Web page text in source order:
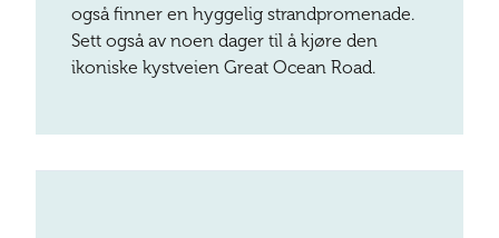
også finner en hyggelig strandpromenade.
Sett også av noen dager til å kjøre den
ikoniske kystveien Great Ocean Road.